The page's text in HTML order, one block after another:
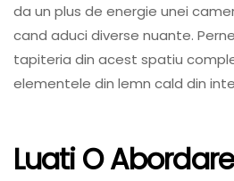
da un plus de energie unei
cand aduci diverse nuante.
tapiteria din acest spatiu
elementele din lemn cald din
Luati O